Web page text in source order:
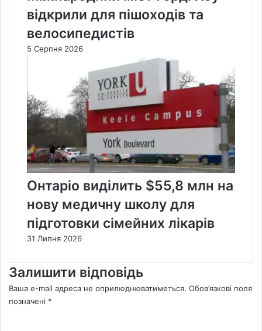
відкрили для пішоходів та
велосипедистів
5 Серпня 2026
Онтаріо виділить $55,8 млн на
нову медичну школу для
підготовки сімейних лікарів
31 Липня 2026
Залишити відповідь
Ваша e-mail адреса не оприлюднюватиметься. Обов’язкові поля
позначені *